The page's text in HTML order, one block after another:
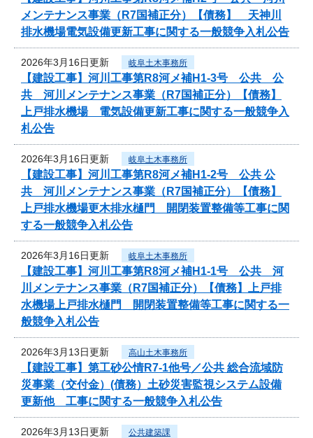
メンテナンス事業（R7国補正分）【債務】 天神川
排水機場電気設備更新工事に関する一般競争入札公告
2026年3月16日更新 岐阜土木事務所
【建設工事】河川工事第R8河メ補H1-3号 公共 公
共 河川メンテナンス事業（R7国補正分）【債務】
上戸排水機場 電気設備更新工事に関する一般競争入
札公告
2026年3月16日更新 岐阜土木事務所
【建設工事】河川工事第R8河メ補H1-2号 公共 公
共 河川メンテナンス事業（R7国補正分）【債務】
上戸排水機場更木排水樋門 開閉装置整備等工事に関
する一般競争入札公告
2026年3月16日更新 岐阜土木事務所
【建設工事】河川工事第R8河メ補H1-1号 公共 河
川メンテナンス事業（R7国補正分）【債務】上戸排
水機場上戸排水樋門 開閉装置整備等工事に関する一
般競争入札公告
2026年3月13日更新 高山土木事務所
【建設工事】第工砂公情R7-1他号／公共 総合流域防
災事業（交付金）(債務）土砂災害監視システム設備
更新他 工事に関する一般競争入札公告
2026年3月13日更新 公共建築課